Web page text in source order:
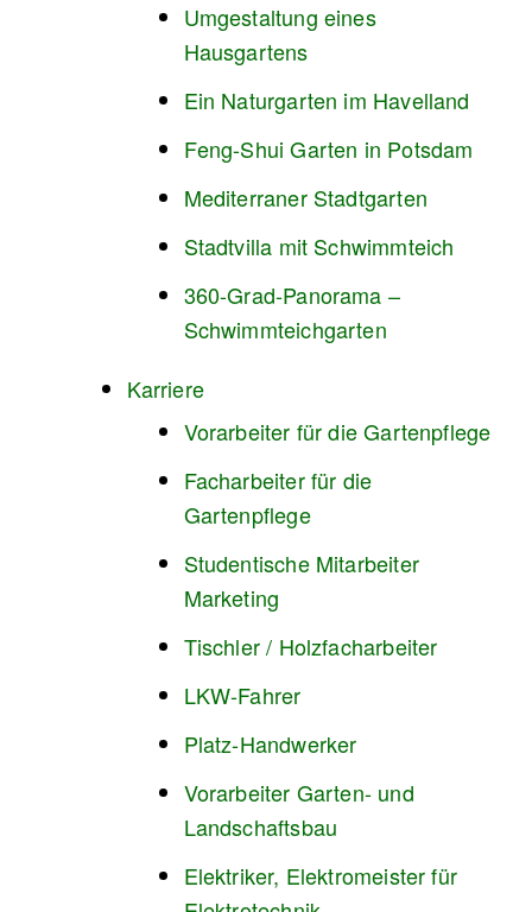
Umgestaltung eines
Hausgartens
Ein Naturgarten im Havelland
Feng-Shui Garten in Potsdam
Mediterraner Stadtgarten
Stadtvilla mit Schwimmteich
360-Grad-Panorama –
Schwimmteichgarten
Karriere
Vorarbeiter für die Gartenpflege
Facharbeiter für die
Gartenpflege
Studentische Mitarbeiter
Marketing
Tischler / Holzfacharbeiter
LKW-Fahrer
Platz-Handwerker
Vorarbeiter Garten- und
Landschaftsbau
Elektriker, Elektromeister für